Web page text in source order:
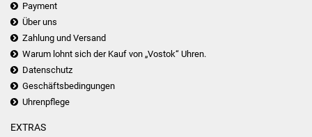
Payment
Über uns
Zahlung und Versand
Warum lohnt sich der Kauf von „Vostok“ Uhren.
Datenschutz
Geschäftsbedingungen
Uhrenpflege
EXTRAS